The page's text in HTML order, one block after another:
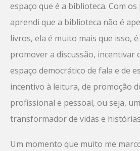
espaço que é a biblioteca. Com
aprendi que a biblioteca não é
livros, ela é muito mais que isso,
promover a discussão, incentivar
espaço democrático de fala e de
incentivo à leitura, de promoção
profissional e pessoal, ou seja,
transformador de vidas e
Um momento que muito me